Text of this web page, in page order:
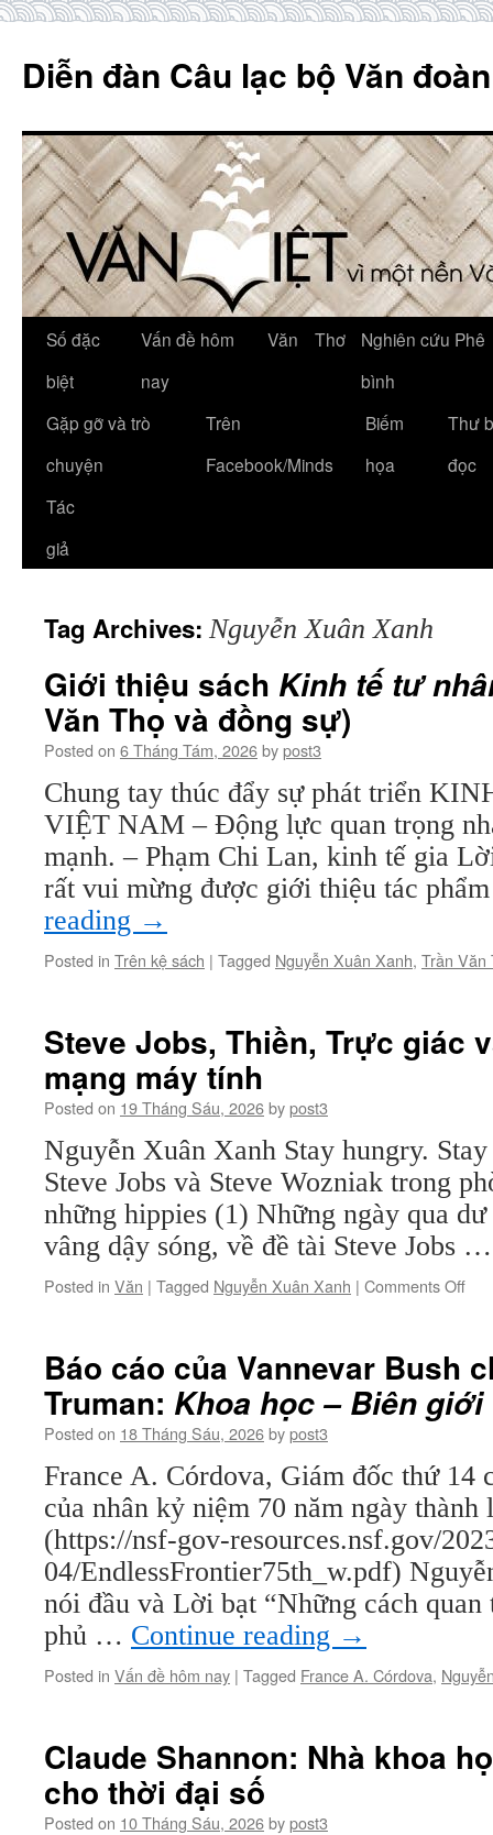
content
Diễn đàn Câu lạc bộ Văn
Số đặc
biệt
Vấn đề hôm
nay
Văn Thơ
Nghiên cứu Phê
bình
Gặp gỡ và trò
chuyện
Trên
Facebook/Minds
Biếm
họa
Thư
đọc
Tác
giả
Tag Archives: Nguyễn Xuân Xanh
Giới thiệu sách Kinh tế tư
Văn Thọ và đồng sự)
Posted on 6 Tháng Tám, 2026bypost3
Chung tay thúc đẩy sự phát triển
VIỆT NAM – Động lực quan trọng
mạnh. – Phạm Chi Lan, kinh tế gia
rất vui mừng được giới thiệu tác
reading →
Posted in Trên kệ sách | Tagged Nguyễn Xuân Xanh, Trần Văn
Steve Jobs, Thiền, Trực giác
mạng máy tính
Posted on 19 Tháng Sáu, 2026bypost3
Nguyễn Xuân Xanh Stay hungry.
Steve Jobs và Steve Wozniak trong
những hippies (1) Những ngày qua
vâng dậy sóng, về đề tài Steve Jobs
Posted in Văn | Tagged Nguyễn Xuân Xanh | Comments Offon
giác
và
máy
tính
Báo cáo của Vannevar Bush
Truman: Khoa học – Biên giới
Posted on 18 Tháng Sáu, 2026bypost3
France A. Córdova, Giám đốc thứ 14
của nhân kỷ niệm 70 năm ngày thành
(https://nsf-gov-resources.nsf.gov/
04/EndlessFrontier75th_w.pdf)
nói đầu và Lời bạt “Những cách quan
phủ … Continue reading →
Posted in Vấn đề hôm nay | Tagged France A. Córdova,
Claude Shannon: Nhà khoa
cho thời đại số
Posted on 10 Tháng Sáu, 2026bypost3